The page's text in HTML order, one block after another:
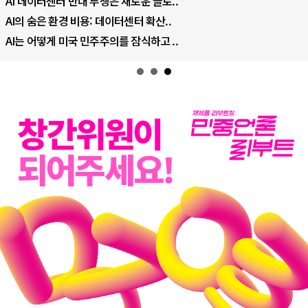
우크라이나, 덴마크, 에스토니아, 네덜란..
러·우크라, 대규모 공습 주고받아…민간 ..